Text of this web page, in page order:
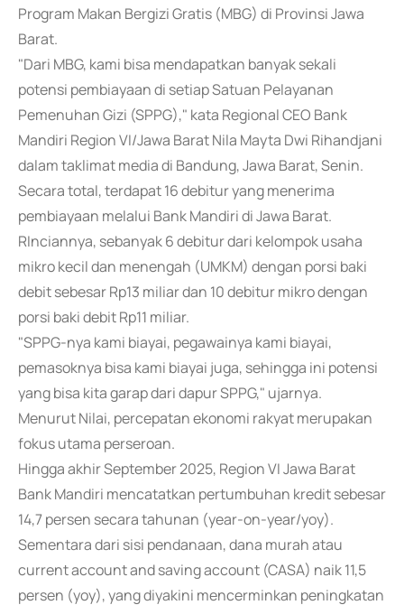
Program Makan Bergizi Gratis (MBG) di Provinsi Jawa
Barat.
"Dari MBG, kami bisa mendapatkan banyak sekali
potensi pembiayaan di setiap Satuan Pelayanan
Pemenuhan Gizi (SPPG)," kata Regional CEO Bank
Mandiri Region VI/Jawa Barat Nila Mayta Dwi Rihandjani
dalam taklimat media di Bandung, Jawa Barat, Senin.
Secara total, terdapat 16 debitur yang menerima
pembiayaan melalui Bank Mandiri di Jawa Barat.
RInciannya, sebanyak 6 debitur dari kelompok usaha
mikro kecil dan menengah (UMKM) dengan porsi baki
debit sebesar Rp13 miliar dan 10 debitur mikro dengan
porsi baki debit Rp11 miliar.
"SPPG-nya kami biayai, pegawainya kami biayai,
pemasoknya bisa kami biayai juga, sehingga ini potensi
yang bisa kita garap dari dapur SPPG," ujarnya.
Menurut Nilai, percepatan ekonomi rakyat merupakan
fokus utama perseroan.
Hingga akhir September 2025, Region VI Jawa Barat
Bank Mandiri mencatatkan pertumbuhan kredit sebesar
14,7 persen secara tahunan (year-on-year/yoy).
Sementara dari sisi pendanaan, dana murah atau
current account and saving account (CASA) naik 11,5
persen (yoy), yang diyakini mencerminkan peningkatan